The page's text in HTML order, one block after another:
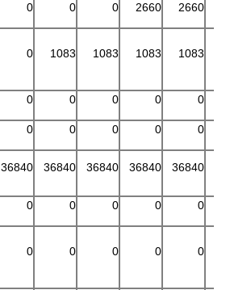
0 0 0 2660 2660
0 1083 1083 1083 1083
0 0 0 0 0
0 0 0 0 0
36840 36840 36840 36840 36840
0 0 0 0 0
0 0 0 0 0